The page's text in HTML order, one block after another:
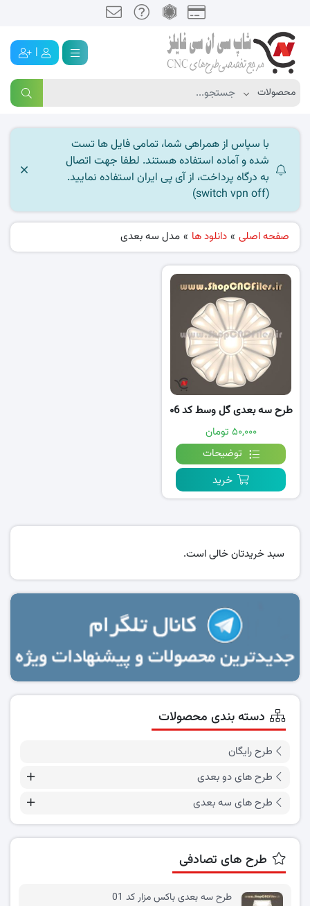
|
با سپاس از همراهی شما، تمامی فایل ها تست
شده و آماده استفاده هستند. لطفا جهت اتصال
به درگاه پرداخت، از آی پی ایران استفاده نمایید.
(switch vpn off)
صفحه اصلی » دانلود ها » مدل سه بعدی
طرح سه بعدی گل وسط کد ۰6
۵۰,۰۰۰ تومان
توضیحات
خرید
سبد خریدتان خالی است.
دسته بندی محصولات
طرح رایگان
طرح های دو بعدی
طرح های سه بعدی
طرح های تصادفی
طرح سه بعدی باکس مزار کد 01